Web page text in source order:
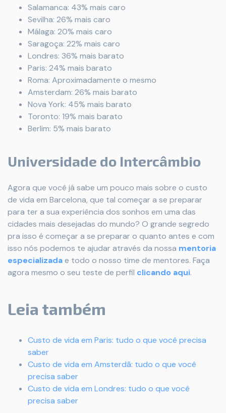
Salamanca: 43% mais caro
Sevilha: 26% mais caro
Málaga: 20% mais caro
Saragoça: 22% mais caro
Londres: 36% mais barato
Paris: 24% mais barato
Roma: Aproximadamente o mesmo
Amsterdam: 26% mais barato
Nova York: 45% mais barato
Toronto: 19% mais barato
Berlim: 5% mais barato
Universidade do Intercâmbio
Agora que você já sabe um pouco mais sobre o custo
de vida em Barcelona, que tal começar a se preparar
para ter a sua experiência dos sonhos em uma das
cidades mais desejadas do mundo? O grande segredo
pra isso é começar a se preparar o quanto antes e com
isso nós podemos te ajudar através da nossa mentoria
especializadae todo o nosso time de mentores. Faça
agora mesmo o seu teste de perfil clicando aqui.
Leia também
Custo de vida em Paris: tudo o que você precisa
saber
Custo de vida em Amsterdã: tudo o que você
precisa saber
Custo de vida em Londres: tudo o que você
precisa saber